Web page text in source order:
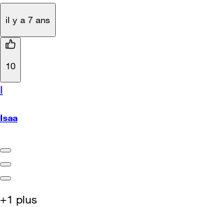
il y a 7 ans
10
I
Isaa
+1 plus